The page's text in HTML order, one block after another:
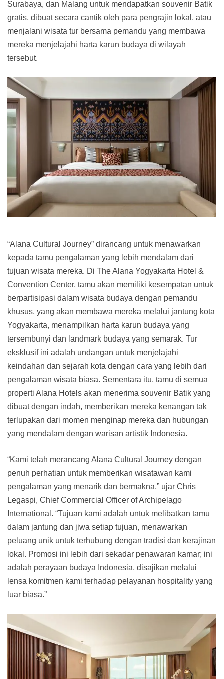
Surabaya, dan Malang untuk mendapatkan souvenir Batik
gratis, dibuat secara cantik oleh para pengrajin lokal, atau
menjalani wisata tur bersama pemandu yang membawa
mereka menjelajahi harta karun budaya di wilayah
tersebut.
“Alana Cultural Journey” dirancang untuk menawarkan
kepada tamu pengalaman yang lebih mendalam dari
tujuan wisata mereka. Di The Alana Yogyakarta Hotel &
Convention Center, tamu akan memiliki kesempatan untuk
berpartisipasi dalam wisata budaya dengan pemandu
khusus, yang akan membawa mereka melalui jantung kota
Yogyakarta, menampilkan harta karun budaya yang
tersembunyi dan landmark budaya yang semarak. Tur
eksklusif ini adalah undangan untuk menjelajahi
keindahan dan sejarah kota dengan cara yang lebih dari
pengalaman wisata biasa. Sementara itu, tamu di semua
properti Alana Hotels akan menerima souvenir Batik yang
dibuat dengan indah, memberikan mereka kenangan tak
terlupakan dari momen menginap mereka dan hubungan
yang mendalam dengan warisan artistik Indonesia.
“Kami telah merancang Alana Cultural Journey dengan
penuh perhatian untuk memberikan wisatawan kami
pengalaman yang menarik dan bermakna,” ujar Chris
Legaspi, Chief Commercial Officer of Archipelago
International. “Tujuan kami adalah untuk melibatkan tamu
dalam jantung dan jiwa setiap tujuan, menawarkan
peluang unik untuk terhubung dengan tradisi dan kerajinan
lokal. Promosi ini lebih dari sekadar penawaran kamar; ini
adalah perayaan budaya Indonesia, disajikan melalui
lensa komitmen kami terhadap pelayanan hospitality yang
luar biasa.”